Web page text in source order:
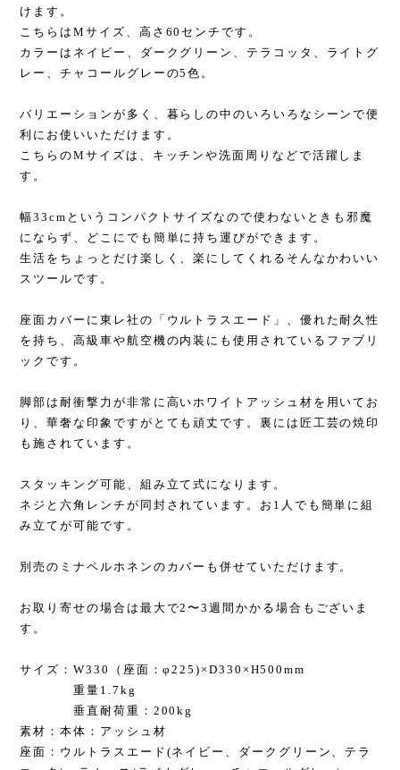
けます。
こちらはMサイズ、高さ60センチです。
カラーはネイビー、ダークグリーン、テラコッタ、ライトグ
レー、チャコールグレーの5色。
バリエーションが多く、暮らしの中のいろいろなシーンで便
利にお使いいただけます。
こちらのMサイズは、キッチンや洗面周りなどで活躍しま
す。
幅33cmというコンパクトサイズなので使わないときも邪魔
にならず、どこにでも簡単に持ち運びができます。
生活をちょっとだけ楽しく、楽にしてくれるそんなかわいい
スツールです。
座面カバーに東レ社の「ウルトラスエード」、優れた耐久性
を持ち、高級車や航空機の内装にも使用されているファブリ
ックです。
脚部は耐衝撃力が非常に高いホワイトアッシュ材を用いてお
り、華奢な印象ですがとても頑丈です。裏には匠工芸の焼印
も施されています。
スタッキング可能、組み立て式になります。
ネジと六角レンチが同封されています。お1人でも簡単に組
み立てが可能です。
別売のミナペルホネンのカバーも併せていただけます。
お取り寄せの場合は最大で2〜3週間かかる場合もございま
す。
サイズ：W330（座面：φ225)×D330×H500mm
重量1.7kg
垂直耐荷重：200kg
素材：本体：アッシュ材
座面：ウルトラスエード(ネイビー、ダークグリーン、テラ